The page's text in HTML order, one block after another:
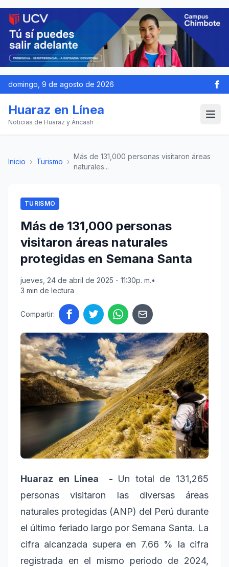
domingo, 9 de agosto de 2026
Huaraz en Línea
Noticias de Huaraz y Áncash
Inicio › Turismo ›
Más de 131,000 personas visitaron áreas
naturales...
TURISMO
Más de 131,000 personas
visitaron áreas naturales
protegidas en Semana Santa
jueves, 24 de abril de 2025 - 11:30p. m.•
3 min de lectura
Compartir:
Huaraz en Línea - Un total de 131,265
personas visitaron las diversas áreas
naturales protegidas (ANP) del Perú durante
el último feriado largo por Semana Santa. La
cifra alcanzada supera en 7.66 % la cifra
registrada en el mismo periodo de 2024,